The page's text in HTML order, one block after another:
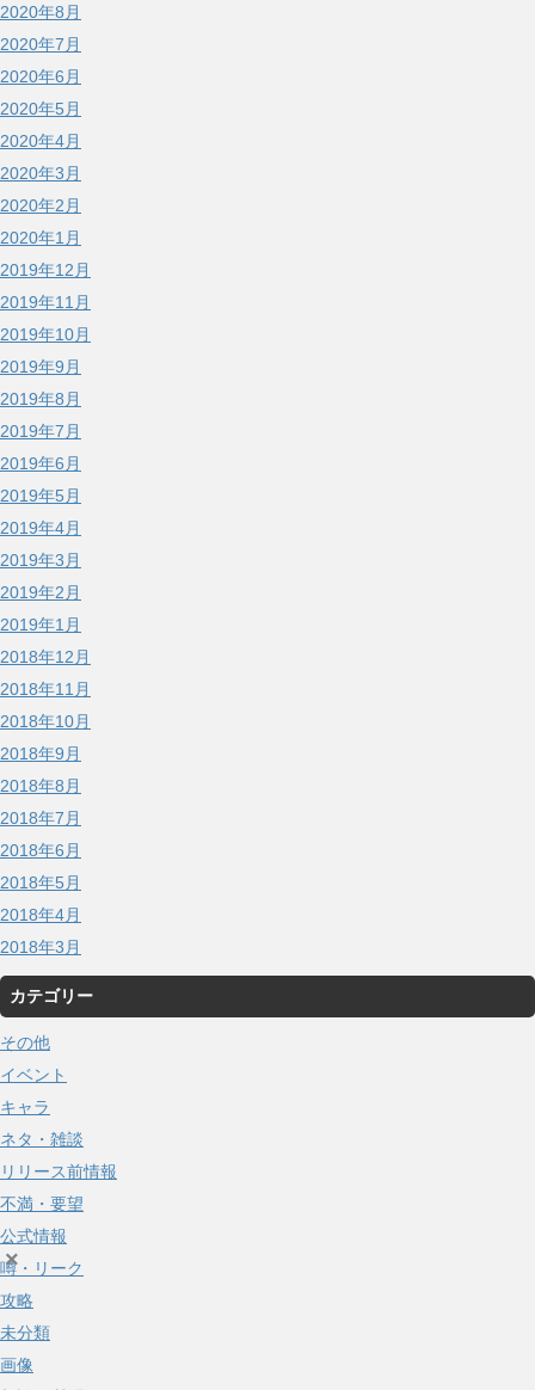
2020年8月
2020年7月
2020年6月
2020年5月
2020年4月
2020年3月
2020年2月
2020年1月
2019年12月
2019年11月
2019年10月
2019年9月
2019年8月
2019年7月
2019年6月
2019年5月
2019年4月
2019年3月
2019年2月
2019年1月
2018年12月
2018年11月
2018年10月
2018年9月
2018年8月
2018年7月
2018年6月
2018年5月
2018年4月
2018年3月
カテゴリー
その他
イベント
キャラ
ネタ・雑談
リリース前情報
不満・要望
公式情報
噂・リーク
攻略
未分類
画像
×